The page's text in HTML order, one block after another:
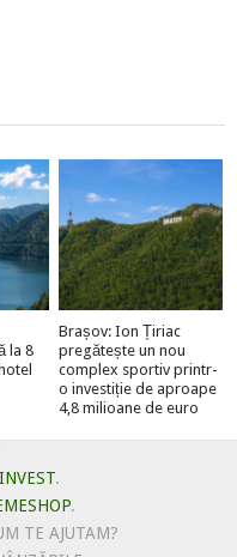
la 8
Brașov: Ion Țiriac
pregătește un nou
complex sportiv printr-
o investiție de aproape
4,8 milioane de euro
.
.
TE AJUTAM?